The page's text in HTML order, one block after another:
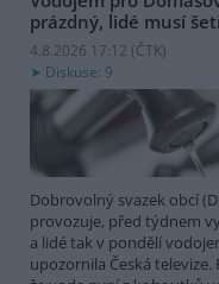
prázdný, lidé musí
4.8.2026 17:12 (ČTK)
Diskuse: 9
Dobrovolný svazek obcí
provozuje, před týdnem
a lidé tak v pondělí
upozornila Česká televize.